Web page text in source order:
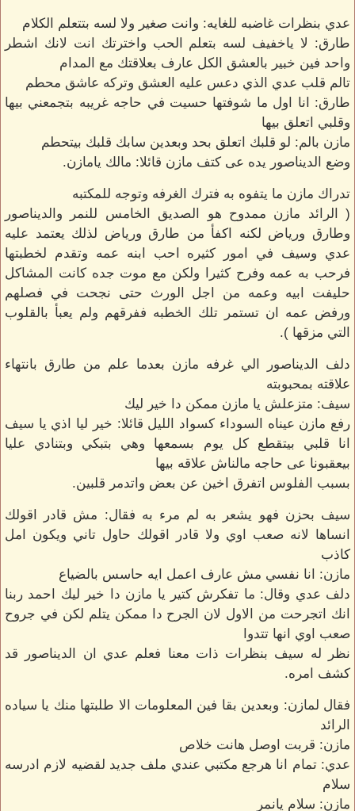
عدي بنظرات غاضبه للغايه: وانت صغير ولا لسه بتتعلم الكلام
طارق: لا ياخفيف لسه بتعلم الحب واخترتك انت لانك اشطر
واحد فين خبير بالعشق الكل عارف بعلاقتك مع المدام
تالم قلب عدي الذي دعس عليه العشق وتركه عاشق محطم
طارق: انا اول ما شوفتها حسيت في حاجه غريبه بتجمعني بيها
وقلبي اتعلق بيها
مازن بالم: لو قلبك اتعلق بحد وبعدين سابك قلبك بيتحطم
وضع الديناصور يده عى كتف مازن قائلا: مالك يامازن.
تدراك مازن ما يتفوه به فترك الغرفه وتوجه للمكتبه
( الرائد مازن ممدوح هو الصديق الخامس للنمر والديناصور
وطارق ورياض لكنه اكفأ من طارق ورياض لذلك يعتمد عليه
عدي وسيف في امور كثيره احب ابنه عمه وتقدم لخطبتها
فرحب به عمه وفرح كثيرا ولكن مع موت جده كانت المشاكل
حليفت ابيه وعمه من اجل الورث حتى نجحت في فصلهم
ورفض عمه ان تستمر تلك الخطبه ففرقهم ولم يعبأ بالقلوب
التي مزقها ).
دلف الديناصور الي غرفه مازن بعدما علم من طارق بانتهاء
علاقته بمحبوبته
سيف: متزعلش يا مازن ممكن دا خير ليك
رفع مازن عيناه السوداء كسواد الليل قائلا: خير ليا اذي يا سيف
انا قلبي بيتقطع كل يوم بسمعها وهي بتبكي وبتنادي عليا
بيعقبونا عى حاجه مالناش علاقه بيها
بسبب الفلوس اتفرق اخين عن بعض واتدمر قلبين.
سيف بحزن فهو يشعر به لم مرء به فقال: مش قادر اقولك
انساها لانه صعب اوي ولا قادر اقولك حاول تاني ويكون امل
كاذب
مازن: انا نفسي مش عارف اعمل ايه حاسس بالضياع
دلف عدي وقال: ما تفكرش كتير يا مازن دا خير ليك احمد ربنا
انك اتجرحت من الاول لان الجرح دا ممكن يتلم لكن في جروح
صعب اوي انها تتدوا
نظر له سيف بنظرات ذات معنا فعلم عدي ان الديناصور قد
كشف امره.
فقال لمازن: وبعدين بقا فين المعلومات الا طلبتها منك يا سياده
الرائد
مازن: قربت اوصل هانت خلاص
عدي: تمام انا هرجع مكتبي عندي ملف جديد لقضيه لازم ادرسه
سلام
مازن: سلام يانمر